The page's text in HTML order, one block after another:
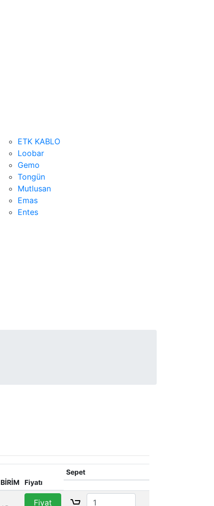
ETK KABLO
Loobar
Gemo
Tongün
Mutlusan
Emas
Entes
BİRİM Fiyatı
Sepet
Fiyat